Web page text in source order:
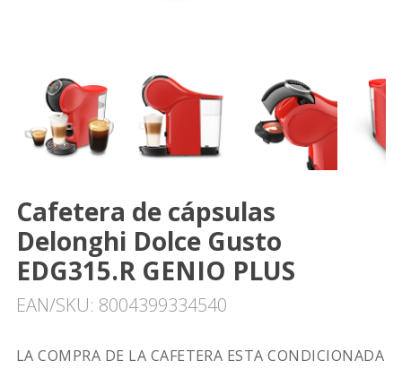
Cafetera de cápsulas
Delonghi Dolce Gusto
EDG315.R GENIO PLUS
EAN/SKU: 8004399334540
LA COMPRA DE LA CAFETERA ESTA CONDICIONADA